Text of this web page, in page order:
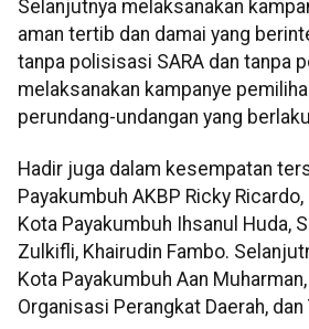
Selanjutnya melaksanakan
aman tertib dan damai yang
tanpa polisisasi SARA dan tanpa
melaksanakan kampanye
perundang-undangan yang
Hadir juga dalam kesempatan
Payakumbuh AKBP Ricky
Kota Payakumbuh Ihsanul Huda,
Zulkifli, Khairudin Fambo.
Kota Payakumbuh Aan
Organisasi Perangkat Daerah,